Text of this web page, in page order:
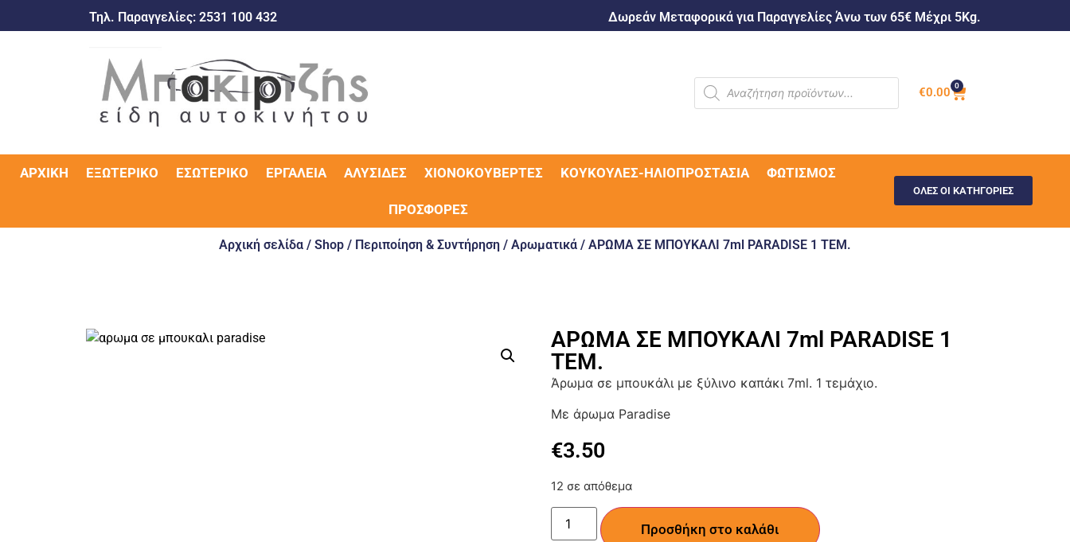
Τηλ. Παραγγελίες: 2531 100 432 Δωρεάν Μεταφορικά για Παραγγελίες Άνω των 65€ Μέχρι 5Kg.
€0.00 0
ΑΡΧΙΚΉ ΕΞΩΤΕΡΙΚΌ ΕΣΩΤΕΡΙΚΌ ΕΡΓΑΛΕΊΑ ΑΛΥΣΊΔΕΣ ΧΙΟΝΟΚΟΥΒΈΡΤΕΣ ΚΟΥΚΟΎΛΕΣ-ΗΛΙΟΠΡΟΣΤΑΣΊΑ ΦΩΤΙΣΜΌΣ
ΠΡΟΣΦΟΡΈΣ
ΟΛΕΣ ΟΙ ΚΑΤΗΓΟΡΙΕΣ
Αρχική σελίδα / Shop / Περιποίηση & Συντήρηση / Αρωματικά / ΑΡΩΜΑ ΣΕ ΜΠΟΥΚΑΛΙ 7ml PARADISE 1 ΤΕΜ.
ΑΡΩΜΑ ΣΕ ΜΠΟΥΚΑΛΙ 7ml PARADISE 1
ΤΕΜ.
Άρωμα σε μπουκάλι με ξύλινο καπάκι 7ml. 1 τεμάχιο.
Με άρωμα Paradise
€3.50
12 σε απόθεμα
Προσθήκη στο καλάθι